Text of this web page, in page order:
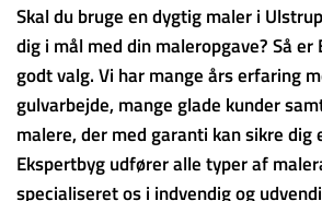
Skal du bruge en dygtig maler i
dig i mål med din maleropgave? Så
godt valg. Vi har mange års erfaring
gulvarbejde, mange glade kunder
malere, der med garanti kan sikre
Ekspertbyg udfører alle typer af
specialiseret os i indvendig og